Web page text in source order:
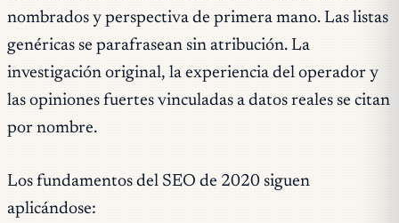
nombrados y perspectiva de primera mano. Las listas
genéricas se parafrasean sin atribución. La
investigación original, la experiencia del operador y
las opiniones fuertes vinculadas a datos reales se citan
por nombre.
Los fundamentos del SEO de 2020 siguen
aplicándose: